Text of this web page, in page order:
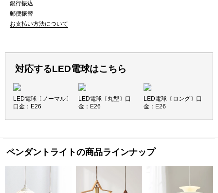
銀行振込
郵便振替
お支払い方法について
対応するLED電球はこちら
LED電球〔ノーマル〕
口金：E26
LED電球〔丸型〕口
金：E26
LED電球〔ロング〕口
金：E26
ペンダントライトの商品ラインナップ